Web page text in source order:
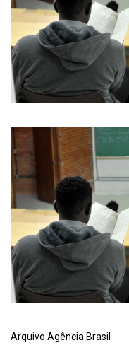
Arquivo Agência Brasil